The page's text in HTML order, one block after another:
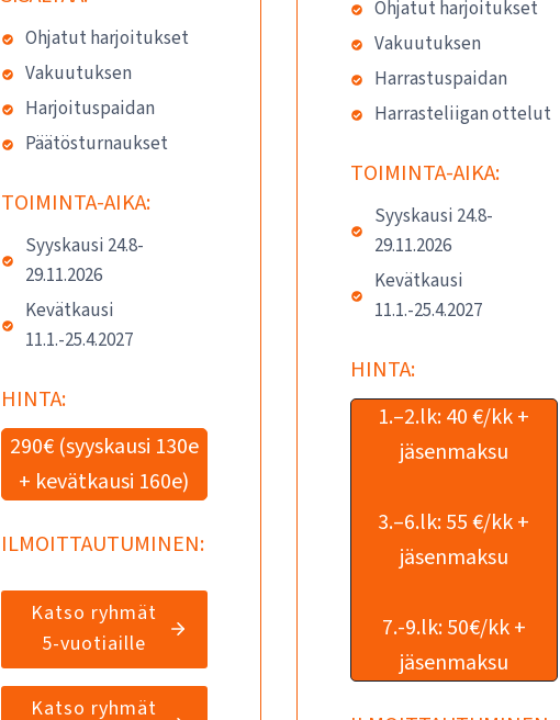
Ohjatut harjoitukset
Vakuutuksen
Harjoituspaidan
Päätösturnaukset
TOIMINTA-AIKA:
Syyskausi 24.8-
29.11.2026
Kevätkausi
11.1.-25.4.2027
HINTA:
290€ (syyskausi 130e
+ kevätkausi 160e)
ILMOITTAUTUMINEN:
Katso ryhmät
5-vuotiaille
Katso ryhmät
Ohjatut harjoitukset
Vakuutuksen
Harrastuspaidan
Harrasteliigan ottelut
TOIMINTA-AIKA:
Syyskausi 24.8-
29.11.2026
Kevätkausi
11.1.-25.4.2027
HINTA:
1.–2.lk: 40 €/kk +
jäsenmaksu
3.–6.lk: 55 €/kk +
jäsenmaksu
7.-9.lk: 50€/kk +
jäsenmaksu